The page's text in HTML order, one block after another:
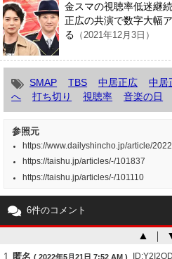
金スマの視聴率低迷継
正広の共演で数字大幅
る （2021年12月3日）
SMAP TBS 中居正広
中居
へ
打ち切り 視聴率 音楽の日
参照元
https://www.dailyshincho.jp/article/
https://taishu.jp/articles/-/101837
https://taishu.jp/articles/-/101110
6件のコメント
▲ ｜
1 匿名 ( 2022年5月21日 7:52 AM )